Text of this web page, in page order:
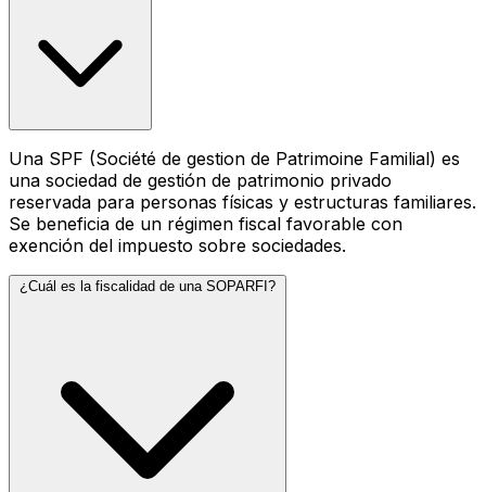
Una SPF (Société de gestion de Patrimoine Familial) es
una sociedad de gestión de patrimonio privado
reservada para personas físicas y estructuras familiares.
Se beneficia de un régimen fiscal favorable con
exención del impuesto sobre sociedades.
¿Cuál es la fiscalidad de una SOPARFI?